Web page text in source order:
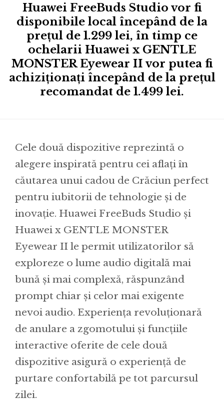
Huawei FreeBuds Studio vor fi
disponibile local începând de la
prețul de 1.299 lei, în timp ce
ochelarii Huawei x GENTLE
MONSTER Eyewear II vor putea fi
achiziționați începând de la prețul
recomandat de 1.499 lei.
Cele două dispozitive reprezintă o
alegere inspirată pentru cei aflați în
căutarea unui cadou de Crăciun perfect
pentru iubitorii de tehnologie și de
inovație. Huawei FreeBuds Studio și
Huawei x GENTLE MONSTER
Eyewear II le permit utilizatorilor să
exploreze o lume audio digitală mai
bună și mai complexă, răspunzând
prompt chiar și celor mai exigente
nevoi audio. Experiența revoluționară
de anulare a zgomotului și funcțiile
interactive oferite de cele două
dispozitive asigură o experiență de
purtare confortabilă pe tot parcursul
zilei.